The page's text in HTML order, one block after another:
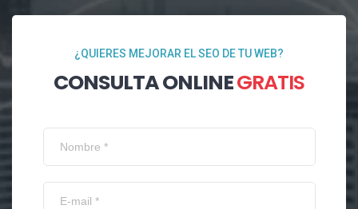
¿QUIERES MEJORAR EL SEO DE TU WEB?
CONSULTA ONLINEGRATIS